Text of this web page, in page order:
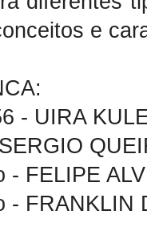
e
- UIRA
- FELIPE
- FRANKLIN